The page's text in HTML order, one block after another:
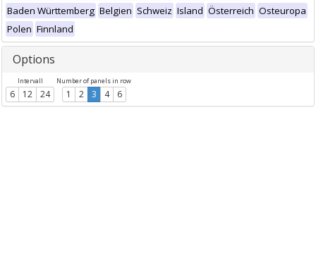
Baden Württemberg Belgien Schweiz Island Österreich Osteuropa
Polen Finnland
Options
Intervall
6 12 24
Number of panels in row
1 2 3 4 6